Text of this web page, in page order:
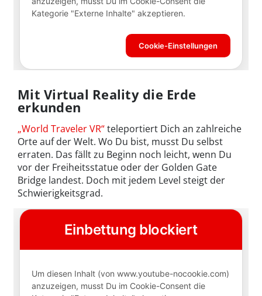
Mit Virtual Reality die Erde
erkunden
„World Traveler VR“teleportiert Dich an zahlreiche
Orte auf der Welt. Wo Du bist, musst Du selbst
erraten. Das fällt zu Beginn noch leicht, wenn Du
vor der Freiheitsstatue oder der Golden Gate
Bridge landest. Doch mit jedem Level steigt der
Schwierigkeitsgrad.